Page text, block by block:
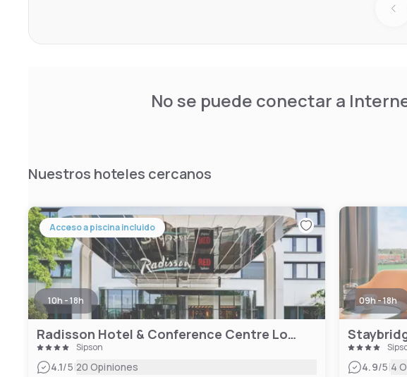
No se puede conectar a
Nuestros hoteles cercanos
Acceso a piscina incluido
10h - 18h
Radisson Hotel & Conference Centre London Heathrow
Sipson
4.1/5|20 Opiniones
09h - 18h
4.9/5|4